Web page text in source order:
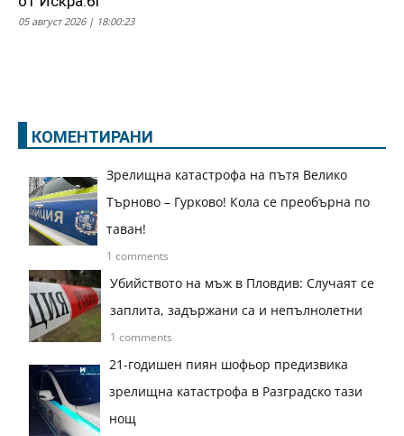
05 август 2026 | 18:00:23
КОМЕНТИРАНИ
Зрелищна катастрофа на пътя Велико
Търново – Гурково! Кола се преобърна по
таван!
1 comments
Убийството на мъж в Пловдив: Случаят се
заплита, задържани са и непълнолетни
1 comments
21-годишен пиян шофьор предизвика
зрелищна катастрофа в Разградско тази
нощ